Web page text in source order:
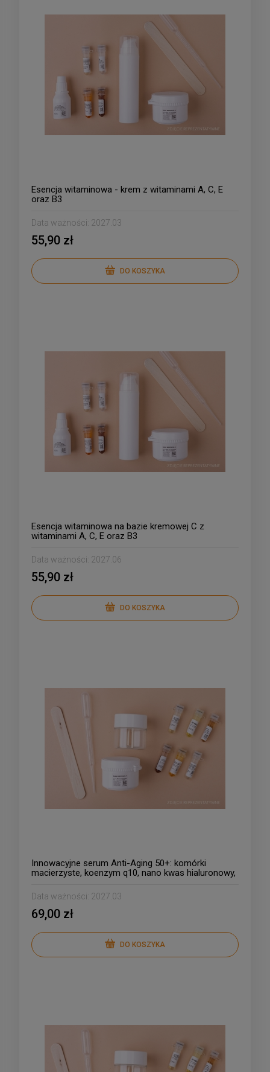
Esencja witaminowa - krem z witaminami A, C, E
oraz B3
Data ważności: 2027.03
55,90 zł
DO KOSZYKA
Esencja witaminowa na bazie kremowej C z
witaminami A, C, E oraz B3
Data ważności: 2027.06
55,90 zł
DO KOSZYKA
Innowacyjne serum Anti-Aging 50+: komórki
macierzyste, koenzym q10, nano kwas hialuronowy,
Data ważności: 2027.03
69,00 zł
DO KOSZYKA